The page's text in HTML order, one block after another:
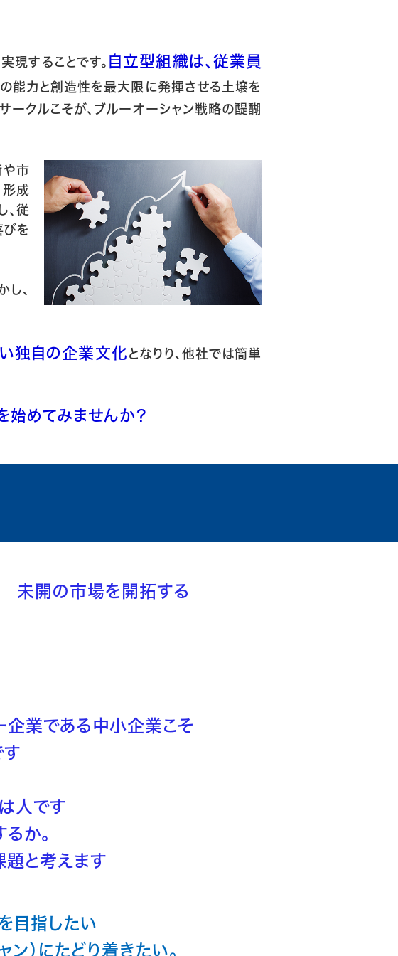
現することです。 自立型組織は、従業員
能力と創造性を最大限に発揮させる土壌を
クルこそが、ブルーオーシャン戦略の醍醐
や市
形成
、従
を
、
独自の企業文化 となりり、他社では簡単
始めてみませんか？
未開の市場を開拓する
ャン戦略
業である中小企業こそ
す
人 です
か。
と考えます
目指したい
）にたどり着きたい。